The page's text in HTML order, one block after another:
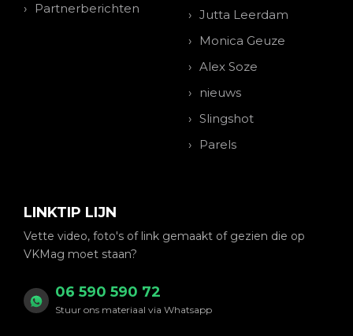
Partnerberichten
Jutta Leerdam
Monica Geuze
Alex Soze
nieuws
Slingshot
Parels
LINKTIP LIJN
Vette video, foto's of link gemaakt of gezien die op
VKMag moet staan?
06 590 590 72
Stuur ons materiaal via Whatsapp